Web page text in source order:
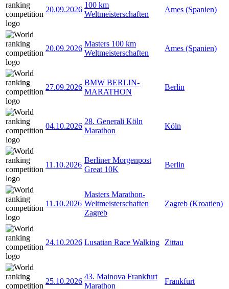
20.09.2026
100 km
Weltmeisterschaften
Ames (Spanien)
20.09.2026
Masters 100 km
Weltmeisterschaften
Ames (Spanien)
27.09.2026
BMW BERLIN-
MARATHON
Berlin
04.10.2026
28. Generali Köln
Marathon
Köln
11.10.2026
Berliner Morgenpost
Great 10K
Berlin
11.10.2026
Masters Marathon-
Weltmeisterschaften
Zagreb
Zagreb (Kroatien)
24.10.2026 Lusatian Race Walking Zittau
25.10.2026
43. Mainova Frankfurt
Marathon
Frankfurt